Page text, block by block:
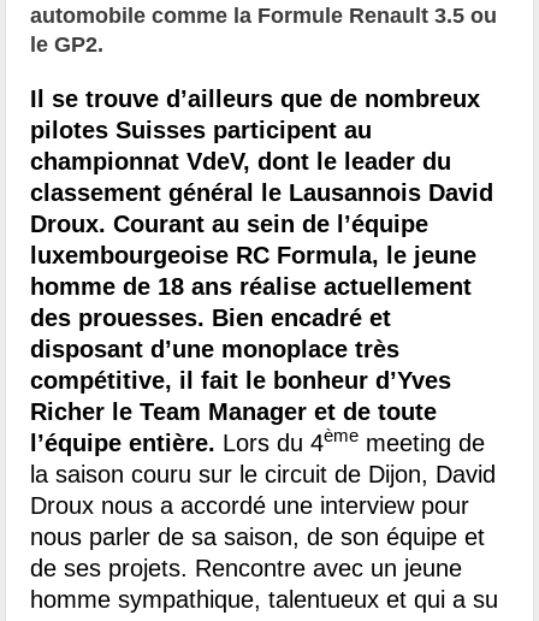
automobile comme la Formule Renault 3.5 ou
le GP2.
Il se trouve d’ailleurs que de nombreux
pilotes Suisses participent au
championnat VdeV, dont le leader du
classement général le Lausannois David
Droux. Courant au sein de l’équipe
luxembourgeoise RC Formula, le jeune
homme de 18 ans réalise actuellement
des prouesses. Bien encadré et
disposant d’une monoplace très
compétitive, il fait le bonheur d’Yves
Richer le Team Manager et de toute
l’équipe entière. Lors du 4ème meeting de
la saison couru sur le circuit de Dijon, David
Droux nous a accordé une interview pour
nous parler de sa saison, de son équipe et
de ses projets. Rencontre avec un jeune
homme sympathique, talentueux et qui a su